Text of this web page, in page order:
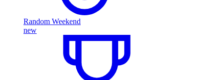
Random Weekend
new